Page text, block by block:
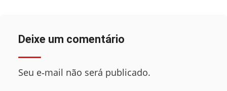
Deixe um comentário
Seu e‑mail não será publicado.